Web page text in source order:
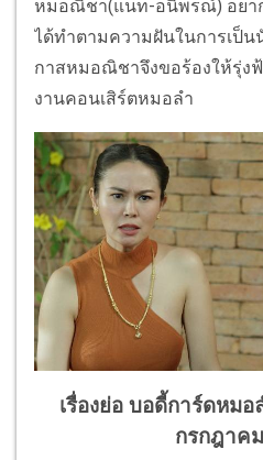
หมอณิชา(แนท-อนิพรณ์) อยา
ได้ทำตามความฝันในการเป็น
กาสหมอณิชาจึงขอร้องให้รุ่ง
งานคอนเสิร์ตหมอลำ
เรื่องย่อ บอดี้การ์ดหมอ
กรกฎาค